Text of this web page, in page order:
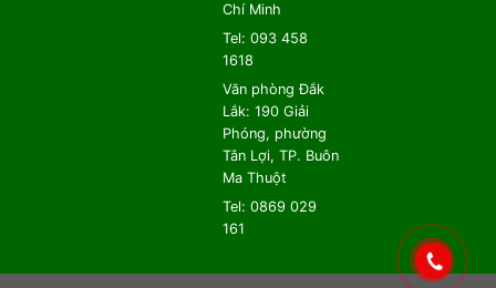
Chí Minh
Tel: 093 458
1618
Văn phòng Đắk
Lắk: 190 Giải
Phóng, phường
Tân Lợi, TP. Buôn
Ma Thuột
Tel: 0869 029
161